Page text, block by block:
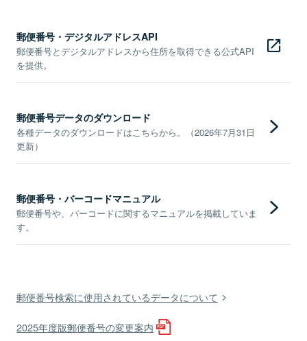
郵便番号・デジタルアドレスAPI
郵便番号とデジタルアドレスから住所を取得できる公式API
を提供。
郵便番号データのダウンロード
各種データのダウンロードはこちらから。（2026年7月31日
更新）
郵便番号・バーコードマニュアル
郵便番号や、バーコードに関するマニュアルを掲載していま
す。
郵便番号検索に使用されているデータについて
2025年度版郵便番号の変更案内